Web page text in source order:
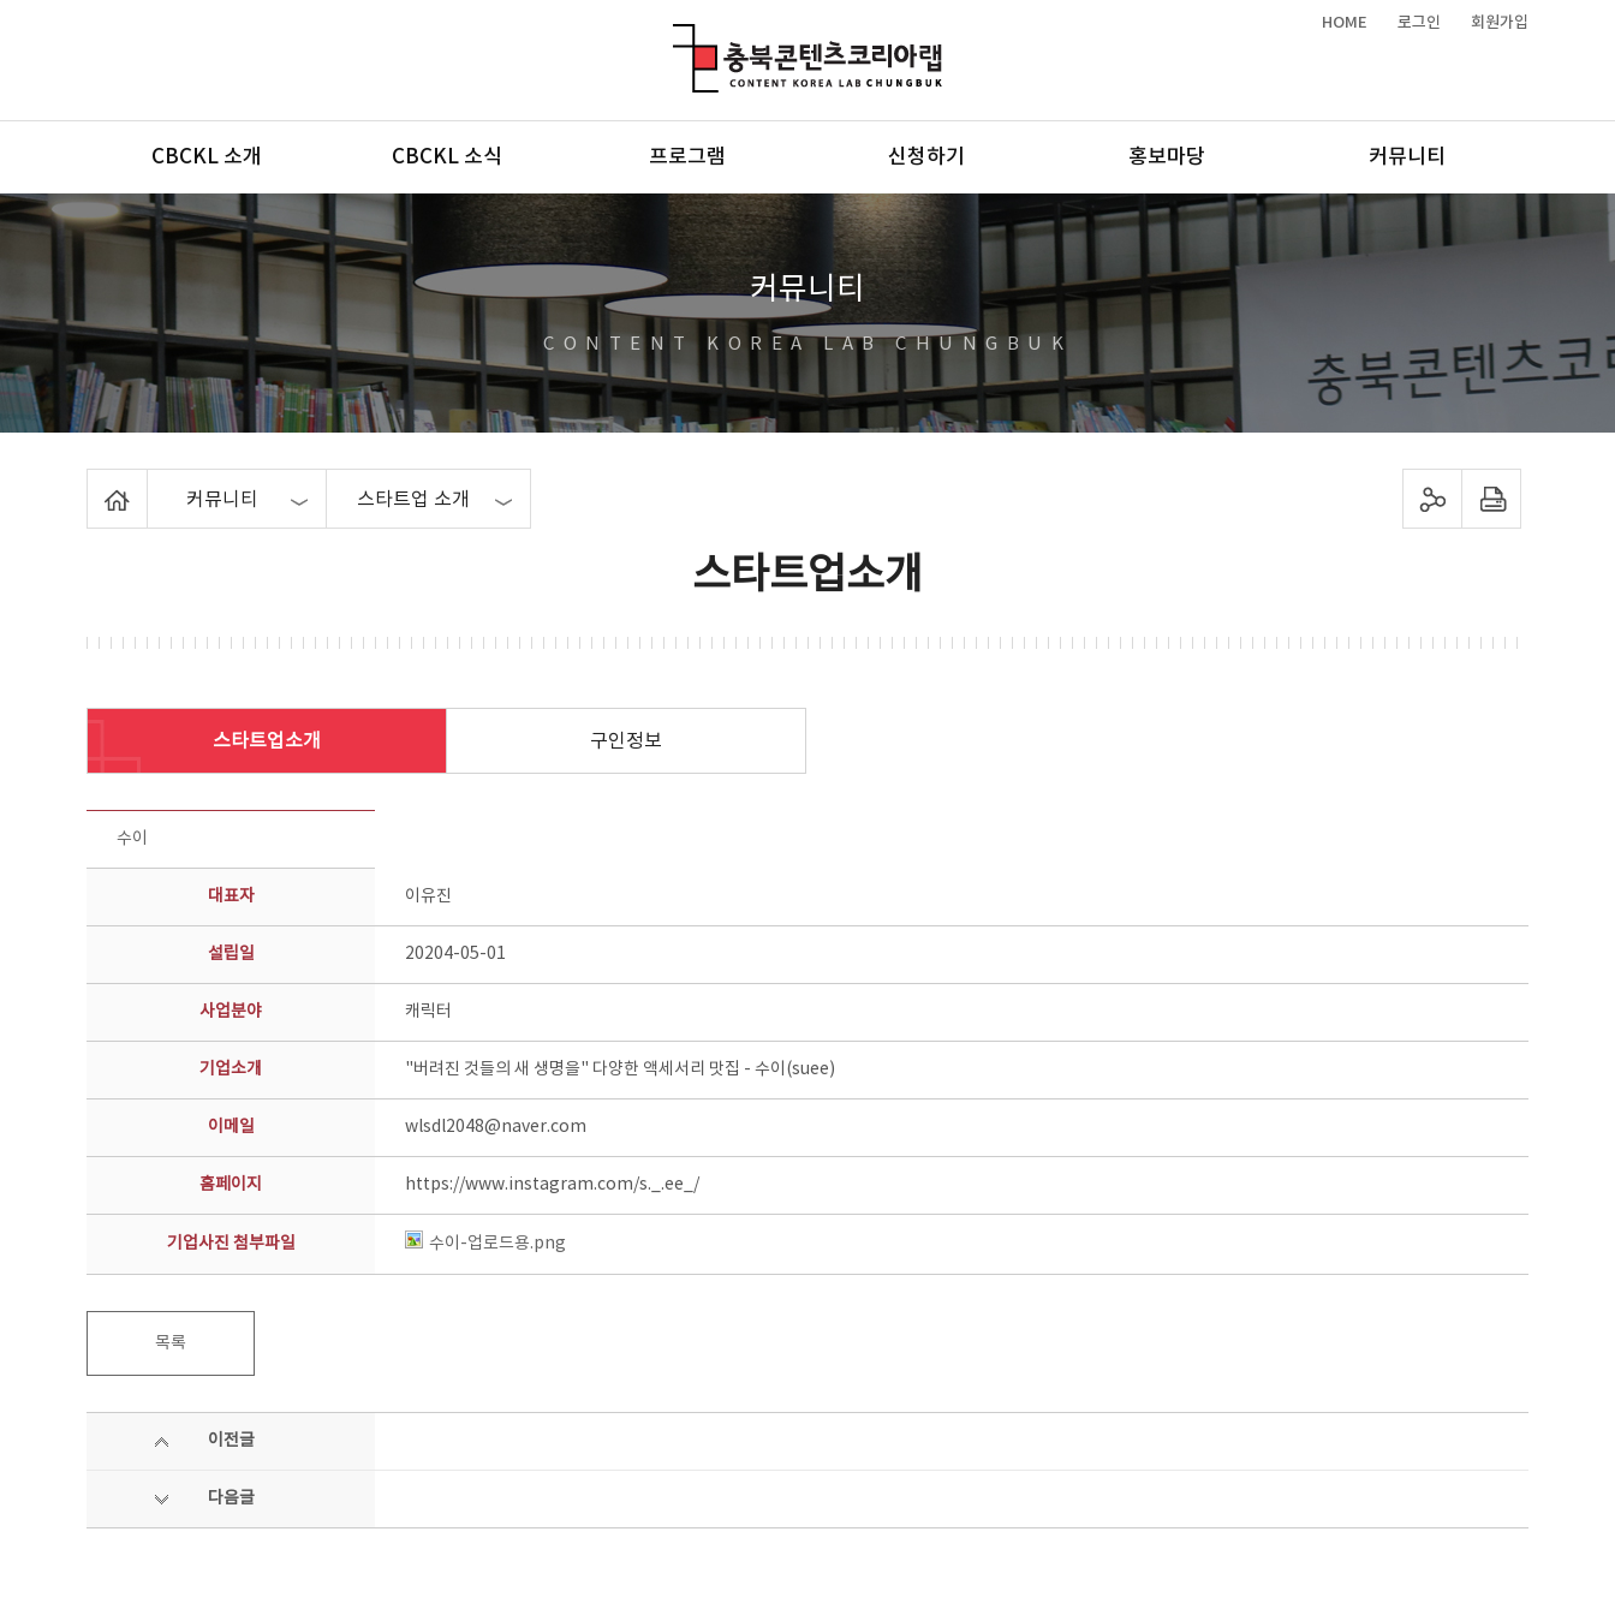
HOME 로그인 회원가입
메뉴
CBCKL 소개 CBCKL 소식 프로그램 신청하기 홍보마당 커뮤니티
커뮤니티
CONTENT KOREA LAB CHUNGBUK
커뮤니티 스타트업 소개 sns 공유하기 프린트하기
스타트업소개
스타트업소개 구인정보
스타트업 기업소개 상세보기 - 제목, 담당부서, 담당자, 담당연락처, 내용, 첨부파일 정보 제공
수이
대표자 이유진
설립일 20204-05-01
사업분야 캐릭터
기업소개 "버려진 것들의 새 생명을" 다양한 액세서리 맛집 - 수이(suee)
이메일 wlsdl2048@naver.com
홈페이지 https://www.instagram.com/s._.ee_/
기업사진 첨부파일 수이-업로드용.png
목록
이전글
다음글